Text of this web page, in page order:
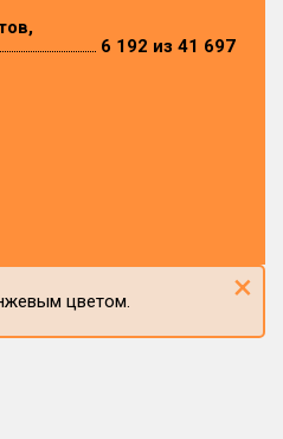
6 192 из 41 697
цветом. ×